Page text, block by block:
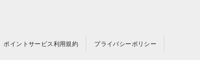
ポイントサービス利用規約 プライバシーポリシー